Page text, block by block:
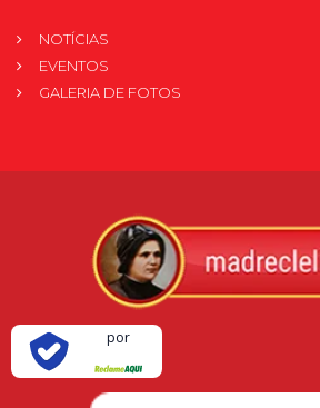
NOTÍCIAS
EVENTOS
GALERIA DE FOTOS
por